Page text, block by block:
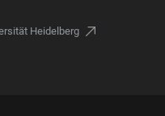
Heidelberg